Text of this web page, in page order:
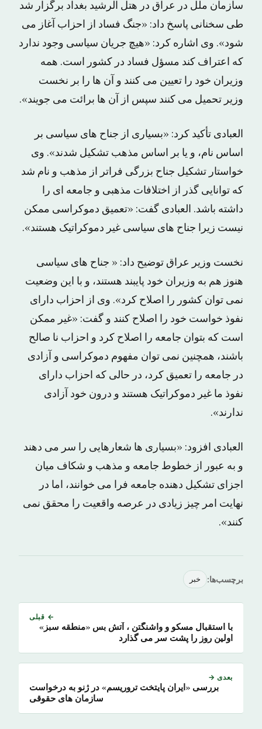
سازمان ملل در عراق در هتل الرشید بغداد برگزار شد
طی سخنانی پاسخ داد: «جنگ فساد از احزاب آغاز می
شود». وی اشاره کرد: «هیچ جریان سیاسی وجود ندارد
که اعتراف کند مسؤل فساد در کشور است. همه
وزیران خود را تعیین می کنند و آن ها را بر نخست
وزیر تحمیل می کنند سپس از آن ها برائت می جویند».
العبادی تأکید کرد: «بسیاری از جناح های سیاسی بر
اساس نام، و یا بر اساس مذهب تشکیل شدند». وی
خواستار تشکیل جناح بزرگی فراتر از مذهب و نام شد
که توانایی گذر از اختلافات مذهبی و جامعه ای را
داشته باشد. العبادی گفت: «تعمیق دموکراسی ممکن
نیست زیرا جناح های سیاسی غیر دموکراتیک هستند».
نخست وزیر عراق توضیح داد: « جناح های سیاسی
هنوز هم به وزیران خود پایبند هستند، و با این وضعیت
نمی توان کشور را اصلاح کرد». وی از احزاب دارای
نفوذ خواست خود را اصلاح کنند و گفت: «غیر ممکن
است که بتوان جامعه را اصلاح کرد و احزاب نا صالح
باشند، همچنین نمی توان مفهوم دموکراسی و آزادی
در جامعه را تعمیق کرد، در حالی که احزاب دارای
نفوذ ما غیر دموکراتیک هستند و درون خود آزادی
ندارند».
العبادی افزود: «بسیاری ها شعارهایی را سر می دهند
و به عبور از خطوط جامعه و مذهب و شکاف میان
اجزای تشکیل دهنده جامعه فرا می خوانند، اما در
نهایت امر چیز زیادی در عرصه واقعیت را محقق نمی
کنند».
برچسب‌ها: خبر
← قبلی
با استقبال مسکو و واشنگتن ، آتش بس «منطقه سبز»
اولین روز را پشت سر می گذارد
بعدی →
بررسی «ایران پایتخت تروریسم» در ژنو به درخواست
سازمان های حقوقی